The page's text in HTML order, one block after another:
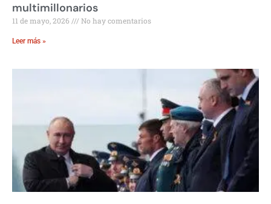
multimillonarios
11 de mayo, 2026 No hay comentarios
Leer más »